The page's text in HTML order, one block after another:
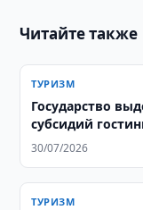
Читайте также
ТУРИЗМ
Государство
субсидий
Ташкенте
30/07/2026
ТУРИЗМ